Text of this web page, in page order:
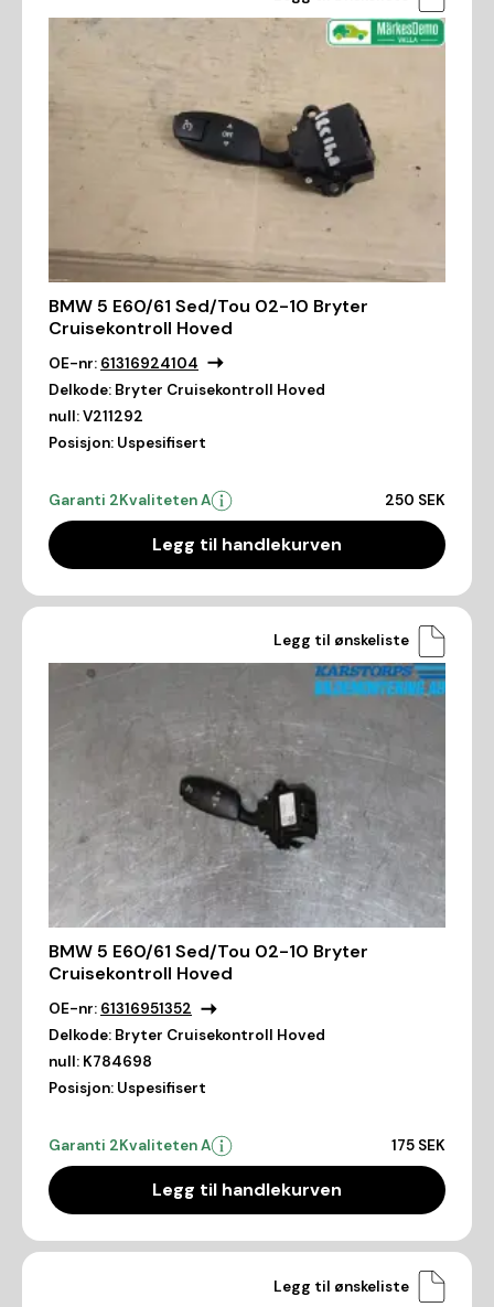
BMW 5 E60/61 Sed/Tou 02-10 Bryter
Cruisekontroll Hoved
OE-nr: 61316924104
Delkode: Bryter Cruisekontroll Hoved
null:V211292
Posisjon: Uspesifisert
Garanti 2Kvaliteten A 250 SEK
Legg til handlekurven
Legg til ønskeliste
BMW 5 E60/61 Sed/Tou 02-10 Bryter
Cruisekontroll Hoved
OE-nr: 61316951352
Delkode: Bryter Cruisekontroll Hoved
null: K784698
Posisjon: Uspesifisert
Garanti 2Kvaliteten A 175 SEK
Legg til handlekurven
Legg til ønskeliste